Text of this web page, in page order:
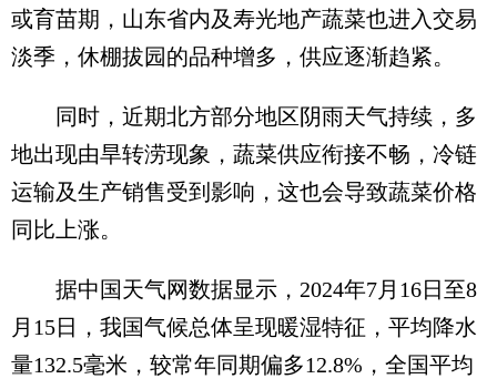
或育苗期，山东省内及寿光地产蔬菜也进入交易
淡季，休棚拔园的品种增多，供应逐渐趋紧。
同时，近期北方部分地区阴雨天气持续，多
地出现由旱转涝现象，蔬菜供应衔接不畅，冷链
运输及生产销售受到影响，这也会导致蔬菜价格
同比上涨。
据中国天气网数据显示，2024年7月16日至8
月15日，我国气候总体呈现暖湿特征，平均降水
量132.5毫米，较常年同期偏多12.8%，全国平均